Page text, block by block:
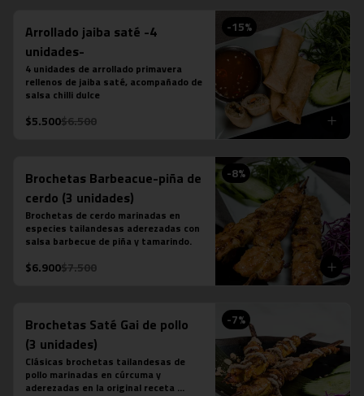
-15%
Arrollado jaiba saté -4
unidades-
4 unidades de arrollado primavera
rellenos de jaiba saté, acompañado de
salsa chilli dulce
$5.500$6.500
-8%
Brochetas Barbeacue-piña de
cerdo (3 unidades)
Brochetas de cerdo marinadas en
especies tailandesas aderezadas con
salsa barbecue de piña y tamarindo.
$6.900$7.500
-7%
Brochetas Saté Gai de pollo
(3 unidades)
Clásicas brochetas tailandesas de
pollo marinadas en cúrcuma y
aderezadas en la original receta